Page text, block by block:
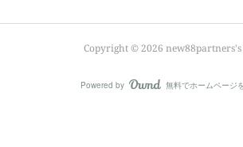
Copyright ©2026
Powered by AmebaOwnd
無料でホームページ